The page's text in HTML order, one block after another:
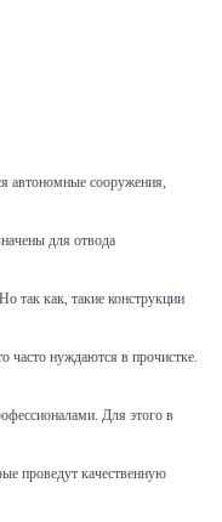
автономные сооружения,
для отвода
так как, такие конструкции
часто нуждаются в прочистке.
Для этого в
проведут качественную